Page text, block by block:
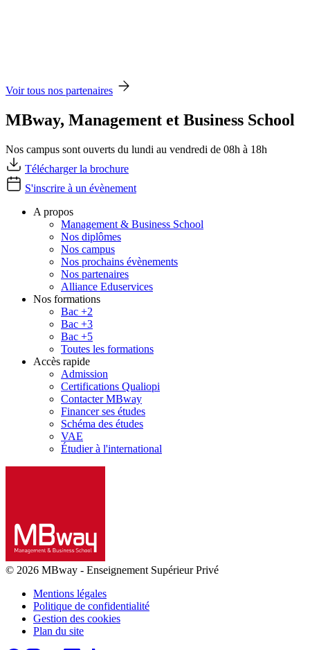
Voir tous nos partenaires
MBway, Management et Business School
Nos campus sont ouverts du lundi au vendredi de 08h à 18h
Télécharger la brochure
S'inscrire à un évènement
A propos
Management & Business School
Nos diplômes
Nos campus
Nos prochains évènements
Nos partenaires
Alliance Eduservices
Nos formations
Bac +2
Bac +3
Bac +5
Toutes les formations
Accès rapide
Admission
Certifications Qualiopi
Contacter MBway
Financer ses études
Schéma des études
VAE
Étudier à l'international
© 2026 MBway - Enseignement Supérieur Privé
Mentions légales
Politique de confidentialité
Gestion des cookies
Plan du site